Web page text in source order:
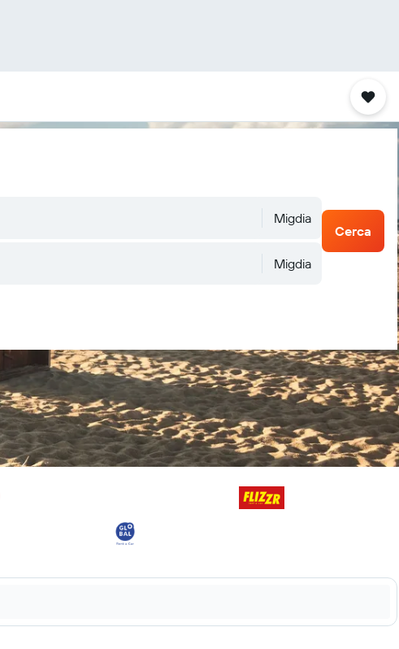
Migdia
Migdia
Cerca